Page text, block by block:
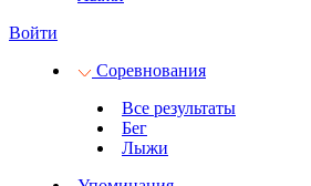
Войти
Соревнования
Все результаты
Бег
Лыжи